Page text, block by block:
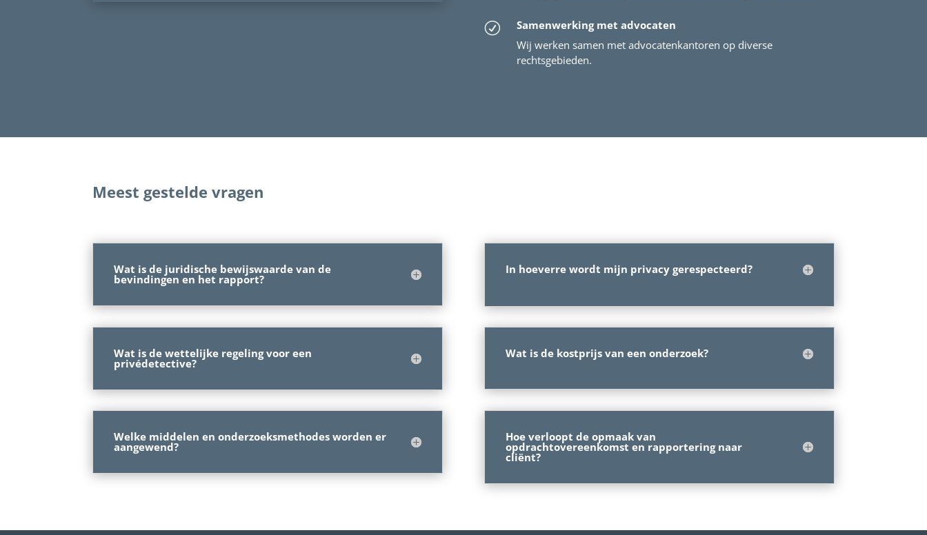
R
Samenwerking met advocaten
Wij werken samen met advocatenkantoren op diverse
rechtsgebieden.
Meest gestelde vragen
Wat is de juridische bewijswaarde van de
bevindingen en het rapport?
Wat is de wettelijke regeling voor een
privédetective?
Welke middelen en onderzoeksmethodes worden er
aangewend?
In hoeverre wordt mijn privacy gerespecteerd?
Wat is de kostprijs van een onderzoek?
Hoe verloopt de opmaak van
opdrachtovereenkomst en rapportering naar
cliënt?